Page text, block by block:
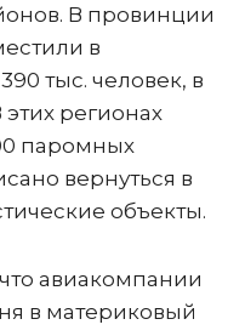
В провинции
в
тыс. человек, в
регионах
паромных
вернуться в
объекты.
авиакомпании
в материковый